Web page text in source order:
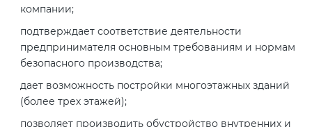
компании;
подтверждает соответствие деятельности
предпринимателя основным требованиям и нормам
безопасного производства;
дает возможность постройки многоэтажных зданий
(более трех этажей);
позволяет производить обустройство внутренних и